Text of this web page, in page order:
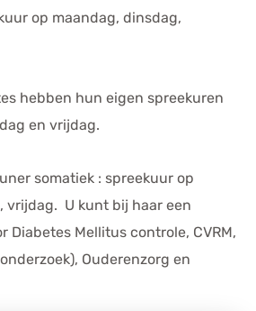
op maandag, dinsdag,
hebben hun eigen spreekuren
en vrijdag.
somatiek : spreekuur op
vrijdag. U kunt bij haar een
Diabetes Mellitus controle, CVRM,
Ouderenzorg en